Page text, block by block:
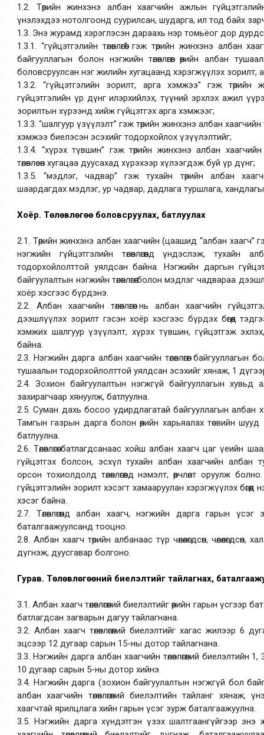
1.2. Төрийн жинхэнэ албан хаагчийн ажлын
үнэлэхдээ нотолгоонд суурилсан, шударга, ил тод байх
1.3. Энэ журамд хэрэглэсэн дараахь нэр томьёог дор
1.3.1. “гүйцэтгэлийн төлөвлөгөө” гэж төрийн жинхэнэ
байгууллагын болон нэгжийн төлөвлөгөөг өөрийн албан
боловсруулсан нэг жилийн хугацаанд хэрэгжүүлэх зорилт, арга
1.3.2. “гүйцэтгэлийн зорилт, арга хэмжээ” гэж
гүйцэтгэлийн үр дүнг илэрхийлэх, түүний эрхлэх ажил
зорилтын хүрээнд хийж гүйцэтгэх арга хэмжээг;
1.3.3. “шалгуур үзүүлэлт” гэж төрийн жинхэнэ албан хаагчийн
хэмжээ биелэсэн эсэхийг тодорхойлох үзүүлэлтийг;
1.3.4. “хүрэх түвшин” гэж төрийн жинхэнэ албан хаагчийн
төлөвлөсөн хугацаа дуусахад хүрэхээр хүлээгдэж буй үр дүнг;
1.3.5. “мэдлэг, чадвар” гэж тухайн төрийн албан
шаардагдах мэдлэг, ур чадвар, дадлага туршлага,
Хоёр. Төлөвлөгөө боловсруулах, батлуулах
2.1. Төрийн жинхэнэ албан хаагчийн (цаашид “албан хаагч”
нэгжийн гүйцэтгэлийн төлөвлөгөөнд үндэслэж, тухайн
тодорхойлолттой уялдсан байна. Нэгжийн даргын
байгуулалтын нэгжийн төлөвлөгөө болон мэдлэг чадвараа
хоёр хэсгээс бүрдэнэ.
2.2. Албан хаагчийн төлөвлөгөө нь албан хаагчийн
дээшлүүлэх зорилт гэсэн хоёр хэсгээс бүрдэх бөгөөд
хэмжих шалгуур үзүүлэлт, хүрэх түвшин, гүйцэтгэж
байна.
2.3. Нэгжийн дарга албан хаагчийн төлөвлөгөөг байгууллагын
тушаалын тодорхойлолттой уялдсан эсэхийг хянаж, 1
2.4. Зохион байгуулалтын нэгжгүй байгууллагын хувьд албан
захирагчаар хянуулж, батлуулна.
2.5. Суман дахь босоо удирдлагатай байгууллагын албан
Тамгын газрын дарга болон өөрийн харьяалах төсвийн шууд
батлуулна.
2.6. Төлөвлөгөө батлагдсанаас хойш албан хаагч цаг үеийн
гүйцэтгэх болсон, эсхүл тухайн албан хаагчийн албан
орсон тохиолдолд төлөвлөгөөнд нэмэлт, өөрчлөлт оруулж
гүйцэтгэлийн зорилт хэсэгт хамааруулан хэрэгжүүлэх бөгөөд
хэсэг байна.
2.7. Төлөвлөгөөнд албан хаагч, нэгжийн дарга гарын
баталгаажуулсанд тооцно.
2.8. Албан хаагч төрийн албанаас түр чөлөөлөгдсөн, чөлөөлөгдсөн,
дүгнэж, дуусгавар болгоно.
Гурав. Төлөвлөгөөний биелэлтийг тайлагнах,
3.1. Албан хаагч төлөвлөгөөний биелэлтийг өөрийн гарын
батлагдсан загварын дагуу тайлагнана.
3.2. Албан хаагч төлөвлөгөөний биелэлтийг хагас жилээр
эцсээр 12 дугаар сарын 15-ны дотор тайлагнана.
3.3. Нэгжийн дарга албан хаагчийн төлөвлөгөөний
10 дугаар сарын 5-ны дотор хийнэ.
3.4. Нэгжийн дарга (зохион байгуулалтын нэгжгүй бол
албан хаагчийн төлөвлөгөөний биелэлтийн тайланг хянаж,
хаагчтай ярилцлага хийн гарын үсэг зурж баталгаажуулна.
3.5. Нэгжийн дарга хүндэтгэн үзэх шалтгаангүйгээр